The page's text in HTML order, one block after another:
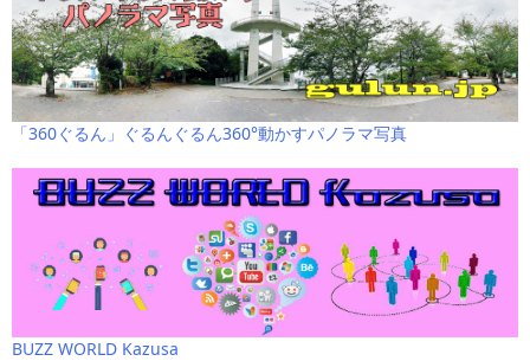
「360ぐるん」ぐるんぐるん360°動かすパノラマ写真
BUZZ WORLD Kazusa